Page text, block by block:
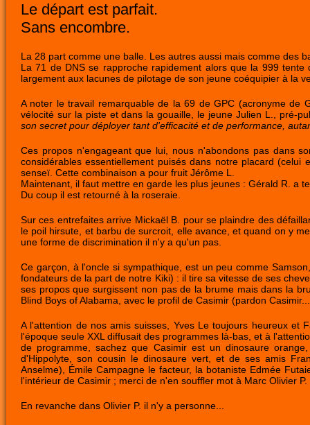
Le départ est parfait.
Sans encombre.
La 28 part comme une balle. Les autres aussi mais comme des
La 71 de DNS se rapproche rapidement alors que la 999
largement aux lacunes de pilotage de son jeune coéquipier à la
A noter le travail remarquable de la 69 de GPC (acronyme de
vélocité sur la piste et dans la gouaille, le jeune Julien L., pré-
son secret pour déployer tant d'efficacité et de performance,
Ces propos n'engageant que lui, nous n'abondons pas dans
considérables essentiellement puisés dans notre placard
senseï. Cette combinaison a pour fruit Jérôme L.
Maintenant, il faut mettre en garde les plus jeunes : Gérald R. a
Du coup il est retourné à la roseraie.
Sur ces entrefaites arrive Mickaël B. pour se plaindre des
le poil hirsute, et barbu de surcroit, elle avance, et quand on y
une forme de discrimination il n'y a qu'un pas.
Ce garçon, à l'oncle si sympathique, est un peu comme
fondateurs de la part de notre Kiki) : il tire sa vitesse de ses
ses propos que surgissent non pas de la brume mais dans la
Blind Boys of Alabama, avec le profil de Casimir (pardon
A l'attention de nos amis suisses, Yves Le toujours heureux et
l'époque seule XXL diffusait des programmes là-bas, et à
de programme, sachez que Casimir est un dinosaure
d'Hippolyte, son cousin le dinosaure vert, et de ses amis
Anselme), Émile Campagne le facteur, la botaniste Edmée
l'intérieur de Casimir ; merci de n'en souffler mot à Marc Olivier
En revanche dans Olivier P. il n'y a personne...